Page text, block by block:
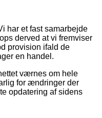
har et fast samarbejde
derved at vi fremviser
provision ifald de
en handel.
værnes om hele
for ændringer der
opdatering af sidens